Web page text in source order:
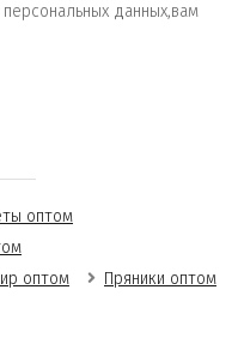
данных,вам
оптом
оптом
Пряники оптом